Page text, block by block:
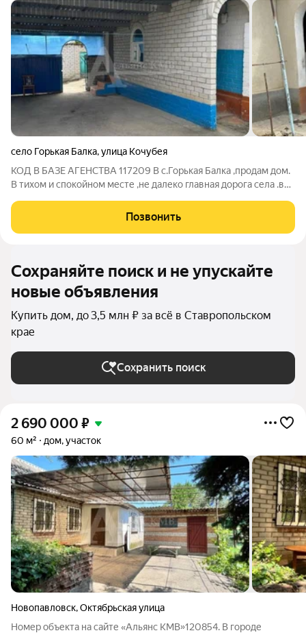
село Горькая Балка,улица Кочубея
КОД В БАЗЕ АГЕНСТВА 117209 В с.Горькая Балка ,продам дом.
В тихом и спокойном месте ,не далеко главная дорога села .во
Позвонить
Сохраняйте поиск и не упускайте
новые объявления
Купить дом, до 3,5 млн ₽ за всё в Ставропольском
крае
Сохранить поиск
2 690 000 ₽
60 м² дом, участок
Новопавловск,Октябрьская улица
Номер объекта на сайте «Альянс КМВ»120854. В городе